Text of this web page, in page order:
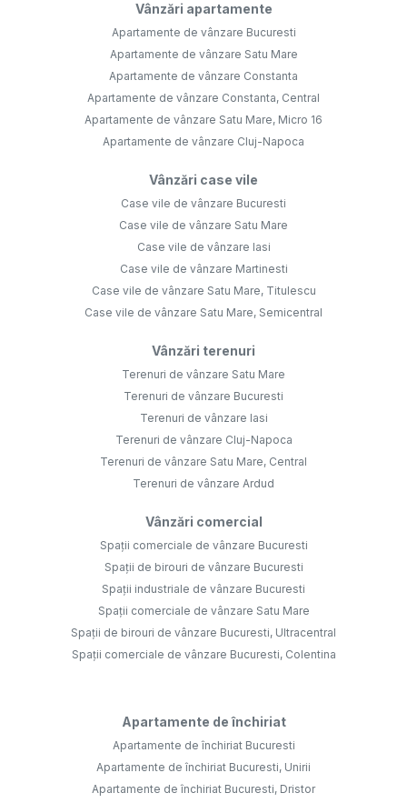
Vânzări apartamente
Apartamente de vânzare Bucuresti
Apartamente de vânzare Satu Mare
Apartamente de vânzare Constanta
Apartamente de vânzare Constanta, Central
Apartamente de vânzare Satu Mare, Micro 16
Apartamente de vânzare Cluj-Napoca
Vânzări case vile
Case vile de vânzare Bucuresti
Case vile de vânzare Satu Mare
Case vile de vânzare Iasi
Case vile de vânzare Martinesti
Case vile de vânzare Satu Mare, Titulescu
Case vile de vânzare Satu Mare, Semicentral
Vânzări terenuri
Terenuri de vânzare Satu Mare
Terenuri de vânzare Bucuresti
Terenuri de vânzare Iasi
Terenuri de vânzare Cluj-Napoca
Terenuri de vânzare Satu Mare, Central
Terenuri de vânzare Ardud
Vânzări comercial
Spații comerciale de vânzare Bucuresti
Spații de birouri de vânzare Bucuresti
Spații industriale de vânzare Bucuresti
Spații comerciale de vânzare Satu Mare
Spații de birouri de vânzare Bucuresti, Ultracentral
Spații comerciale de vânzare Bucuresti, Colentina
Apartamente de închiriat
Apartamente de închiriat Bucuresti
Apartamente de închiriat Bucuresti, Unirii
Apartamente de închiriat Bucuresti, Dristor